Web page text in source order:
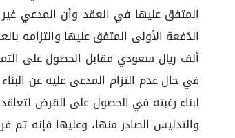
المتفق عليها في العقد وأن المدعي
لبناء رغبته في الحصول على القرض